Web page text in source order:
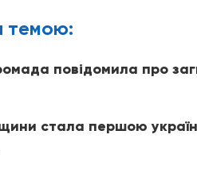
темою:
повідомила про
стала першою